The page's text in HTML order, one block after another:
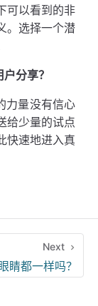
可以看到的非
。选择一个潜
分享？
力量没有信心
给少量的试点
快速地进入真
Next
睛都一样吗？